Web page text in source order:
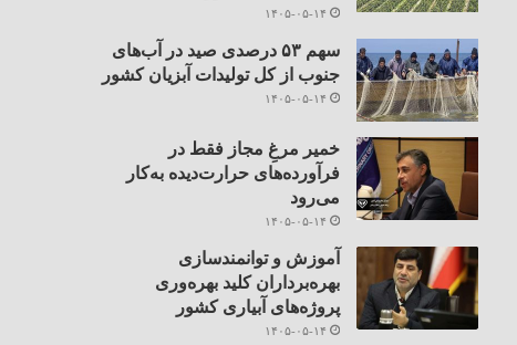
۱۴۰۵-۰۵-۱۴
سهم ۵۳ درصدی صید در آب‌های
جنوب از کل تولیدات آبزیان کشور
۱۴۰۵-۰۵-۱۴
خمیر مرغِ مجاز فقط در
فرآورده‌های حرارت‌دیده به‌کار
می‌رود
۱۴۰۵-۰۵-۱۴
آموزش و توانمندسازی
بهره‌برداران کلید بهره‌وری
پروژه‌های آبیاری کشور
۱۴۰۵-۰۵-۱۴